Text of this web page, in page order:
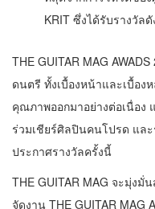
KRIT ซึ่งได้รับรางวัล
THE GUITAR MAG
ดนตรี ทั้งเบื้องหน้าและเบื้อง
คุณภาพออกมาอย่างต่อเนื่อ
ร่วมเชียร์ศิลปินคนโปรด แล
ประกาศรางวัลครั้งนี้
THE GUITAR MAG จะมุ่ง
จัดงาน THE GUITAR MAG